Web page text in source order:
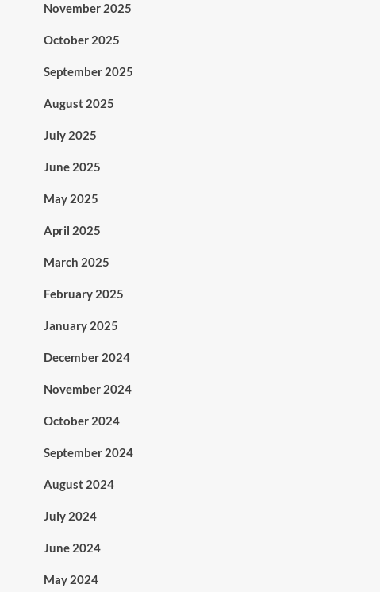
November 2025
October 2025
September 2025
August 2025
July 2025
June 2025
May 2025
April 2025
March 2025
February 2025
January 2025
December 2024
November 2024
October 2024
September 2024
August 2024
July 2024
June 2024
May 2024